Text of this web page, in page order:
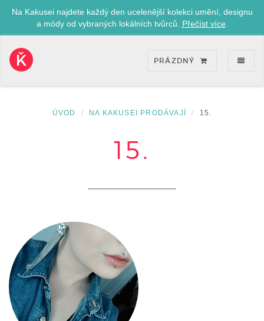
Na Kakusei najdete každý den ucelenější kolekci umění, designu
a módy od vybraných lokálních tvůrců. Přečíst více
přejít
PRÁZDNÝ
ÚVOD NA KAKUSEI PRODÁVAJÍ 15.
15.